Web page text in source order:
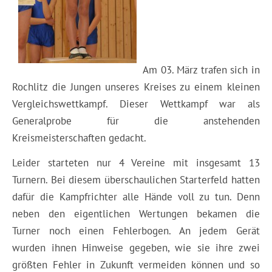
Am 03. März trafen sich in
Rochlitz die Jungen unseres Kreises zu einem kleinen
Vergleichswettkampf. Dieser Wettkampf war als
Generalprobe für die anstehenden
Kreismeisterschaften gedacht.
Leider starteten nur 4 Vereine mit insgesamt 13
Turnern. Bei diesem überschaulichen Starterfeld hatten
dafür die Kampfrichter alle Hände voll zu tun. Denn
neben den eigentlichen Wertungen bekamen die
Turner noch einen Fehlerbogen. An jedem Gerät
wurden ihnen Hinweise gegeben, wie sie ihre zwei
größten Fehler in Zukunft vermeiden können und so